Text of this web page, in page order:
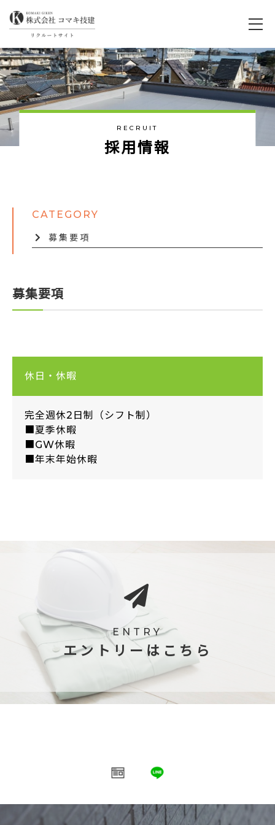
RECRUIT
採用 情報
募集要項
募集要項
休日・休暇
完全週休2日制（シフト制）
■夏季休暇
■GW休暇
■年末年始休暇
ENTRY
エントリーはこちら